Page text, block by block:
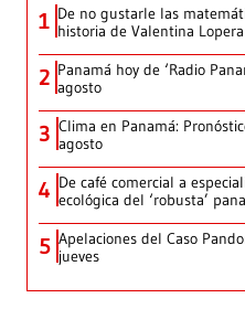
1 De no gustarle las
historia de Valentina Lopera
2 Panamá hoy de ‘Radio
agosto
3 Clima en Panamá:
agosto
4 De café comercial a
ecológica del ‘robusta’
5 Apelaciones del Caso
jueves